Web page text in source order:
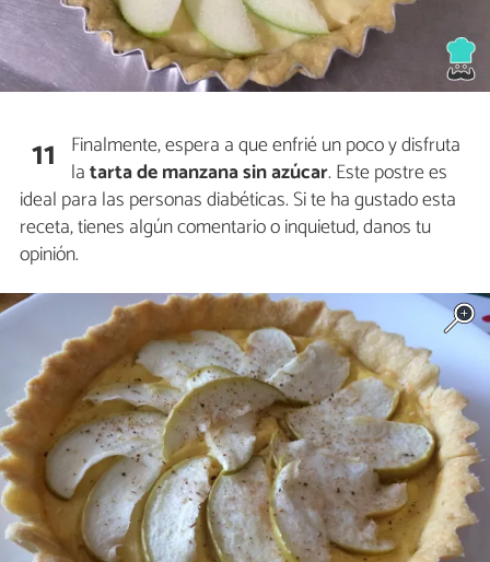
11 Finalmente, espera a que enfrié un poco y disfruta
latarta de manzana sin azúcar. Este postre es
ideal para las personas diabéticas. Si te ha gustado esta
receta, tienes algún comentario o inquietud, danos tu
opinión.